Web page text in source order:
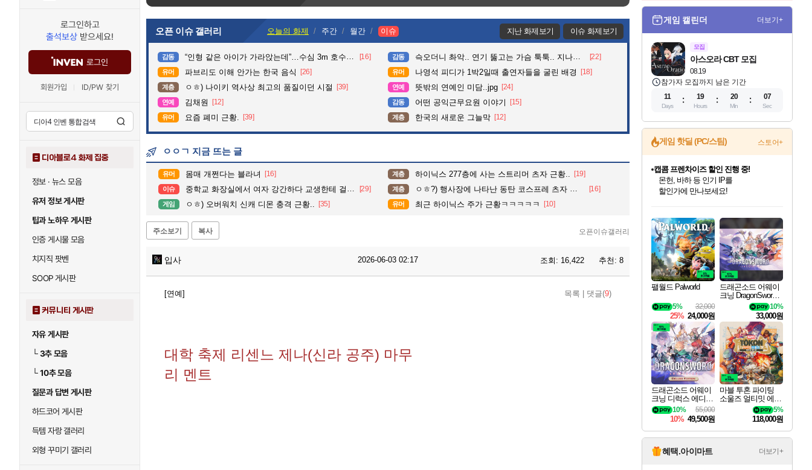
로그인하고
출석보상 받으세요!
로그인
회원가입 ID/PW 찾기
디아블로4 화제 집중
정보 · 뉴스 모음
유저 정보 게시판
팁과 노하우 게시판
인증 게시물 모음
치지직 팟벤
SOOP 게시판
커뮤니티 게시판
자유 게시판
└3추 모음
└10추 모음
질문과 답변 게시판
하드코어 게시판
득템 자랑 갤러리
외형 꾸미기 갤러리
오픈 이슈 갤러리 오늘의 화제 주간 월간 이슈 지난 화제보기 이슈 화제보기
감동 “인형 같은 아이가 가라앉는데”…수심 3m 호수 뛰어든 60대 의인 [16] 감동 슥오더니 촤악.. 연기 뚫고는 가슴 툭툭.. 지나가던 아재의 정체 [22]
유머 파브리도 이해 안가는 한국 음식 [26] 유머 나영석 피디가 1박2일때 출연자들을 굴린 배경 [18]
계층 ㅇㅎ) 나이키 역사상 최고의 품질이던 시절 [39] 연예 뜻밖의 연예인 미담..jpg [24]
연예 김채원 [12] 감동 어떤 공익근무요원 이야기 [15]
유머 요즘 폐미 근황. [39] 계층 한국의 새로운 그늘막 [12]
ㅇㅇㄱ 지금 뜨는 글
유머 몸매 개쩐다는 블라녀 [16] 계층 하이닉스 277층에 사는 스트리머 츠자 근황.. [19]
이슈 중학교 화장실에서 여자 강간하다 교생한테 걸린 일진. [29] 계층 ㅇㅎ?) 행사장에 나타난 동탄 코스프레 츠자 인터뷰. [16]
게임 ㅇㅎ) 오버워치 신캐 디몬 충격 근황.. [35] 유머 최근 하이닉스 주가 근황ㅋㅋㅋㅋㅋ [10]
주소보기 복사 오픈이슈갤러리
입사 2026-06-03 02:17 조회: 16,422 추천: 8
[연예] 목록 댓글(9)
대학 축제 리센느 제나(신라 공주) 마무
리 멘트
게임 캘린더 더보기+
모집
08.19
아스오라 CBT 모집
참가자 모집까지 남은 기간
11
Days
19
Hours
20
Min
03
Sec
게임 핫딜 (PC/스팀) 스토어+
최대 90% 할인가를 만나보세요!
네이버혜택과 함께 만나보세요!
50%할인&추가 적립까지!
네이버 포인트 혜택까지!
이니&베니 혜택까지!
네이버 혜택가와 함께 예약하세요!
할인&네이버혜택으로 만나보세요!
네이버페이 혜택과 만나보세요!
40주년 프로모션으로 만나보세요!
할인가에 만나보세요!
캡콤 일부 상품 상시 할인
몬헌 와일즈 & 드래곤즈 도그마2
일부 에디션 상시 할인!
혜택으로 예약 판매 중
편안하게 충전하세요
팰월드 Palworld
32,000
5%
25% 24,000원
드래곤소드 어웨이
크닝 DragonSword A
10%
33,000원
드래곤소드 어웨이
크닝 디럭스 에디션
DragonSword Awake
ning Deluxe Edition
55,000
10%
10% 49,500원
마블 투혼 파이팅
소울즈 얼티밋 에디
션 MARVEL Tokon
Fighting Souls Ultima
5%
118,000원
혜택.아이마트 더보기+